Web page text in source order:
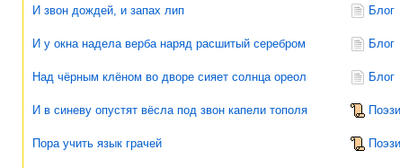
И звон дождей, и запах лип Блог
И у окна надела верба наряд расшитый серебром Блог
Над чёрным клёном во дворе сияет солнца ореол Блог
И в синеву опустят вёсла под звон капели тополя
Пора учить язык грачей